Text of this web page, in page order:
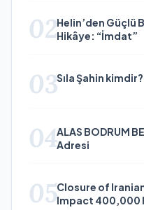
02Helin’den Güçlü
Hikâye: “İmdat”
03Sıla Şahin kimdir?
04ALAS BODRUM
Adresi
05Closure of
Impact 400,000